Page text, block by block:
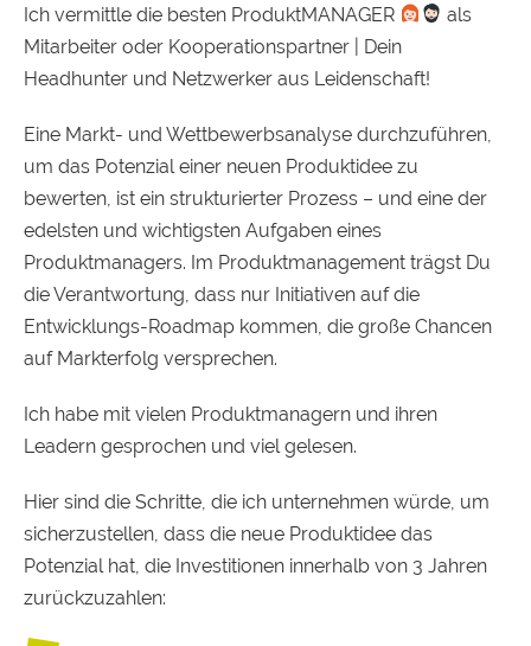
Ich vermittle die besten ProduktMANAGER
als
Mitarbeiter oder Kooperationspartner | Dein
Headhunter und Netzwerker aus Leidenschaft!
Eine Markt- und Wettbewerbsanalyse durchzuführen,
um das Potenzial einer neuen Produktidee zu
bewerten, ist ein strukturierter Prozess – und eine der
edelsten und wichtigsten Aufgaben eines
Produktmanagers. Im Produktmanagement trägst Du
die Verantwortung, dass nur Initiativen auf die
Entwicklungs-Roadmap kommen, die große Chancen
auf Markterfolg versprechen.
Ich habe mit vielen Produktmanagern und ihren
Leadern gesprochen und viel gelesen.
Hier sind die Schritte, die ich unternehmen würde, um
sicherzustellen, dass die neue Produktidee das
Potenzial hat, die Investitionen innerhalb von 3 Jahren
zurückzuzahlen: